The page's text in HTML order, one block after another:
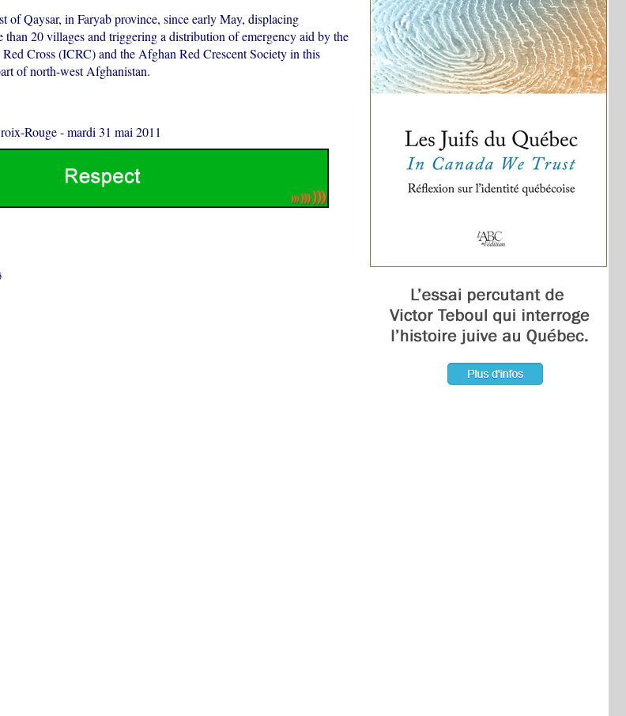
of Qaysar, in Faryab province, since early May, displacing
than 20 villages and triggering a distribution of emergency aid by the
Cross (ICRC) and the Afghan Red Crescent Society in this
of north-west Afghanistan.
Rouge-mardi 31 mai 2011